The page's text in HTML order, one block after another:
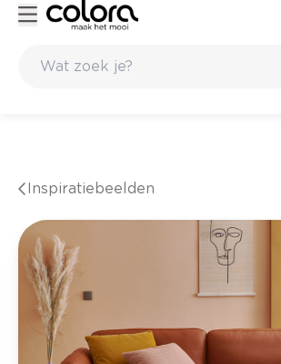
Inspiratiebeelden